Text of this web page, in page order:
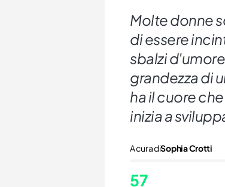
Molte donne
di essere
sbalzi
grandezza di
ha il cuore
inizia a
A cura diSophia Crotti
57